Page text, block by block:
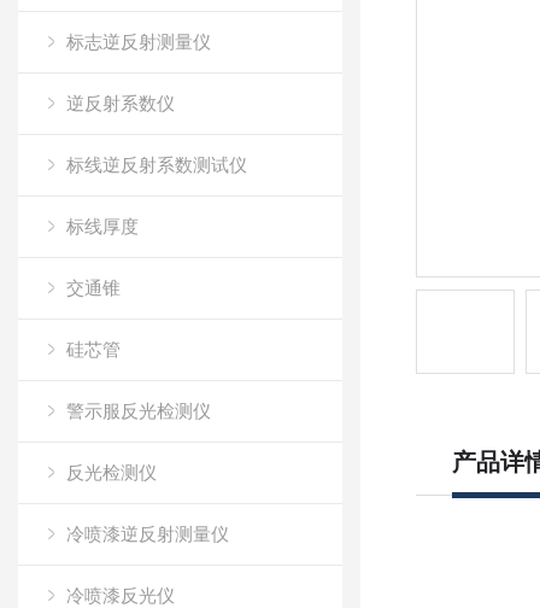
标志逆反射测量仪
逆反射系数仪
标线逆反射系数测试仪
标线厚度
交通锥
硅芯管
警示服反光检测仪
反光检测仪
冷喷漆逆反射测量仪
冷喷漆反光仪
产品详